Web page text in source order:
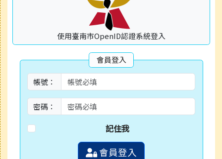
使用臺南市OpenID認證系統登入
會員登入
帳號：
密碼：
記住我
會員登入